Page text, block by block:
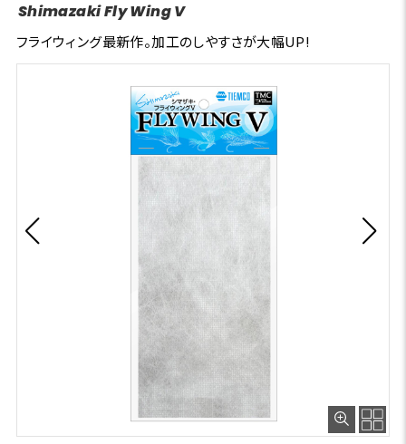
Shimazaki Fly Wing V
フライウィング最新作。加工のしやすさが大幅UP!